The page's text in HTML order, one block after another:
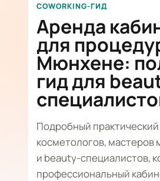
В салон
Рабочие пространства
Календарь
COWORKING-ГИД
Аренда
для
Мюнхене:
гид для
Подробный практический
косметологов, мастеров
и beauty-специалистов,
профессиональный